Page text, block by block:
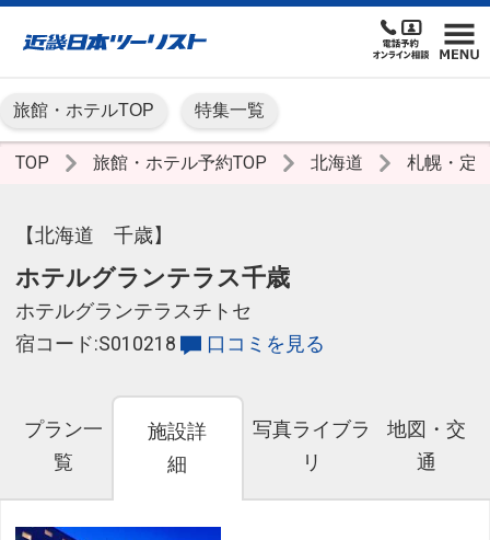
旅館・ホテルTOP 特集一覧
TOP 旅館・ホテル予約TOP 北海道 札幌・定
【北海道 千歳】
ホテルグランテラス千歳
ホテルグランテラスチトセ
宿コード:S010218
口コミを見る
プラン一
覧
施設詳
細
写真ライブラ
リ
地図・交
通